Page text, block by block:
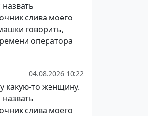
слива моего
говорить,
оператора
04.08.2026 10:22
какую-то женщину.
слива моего